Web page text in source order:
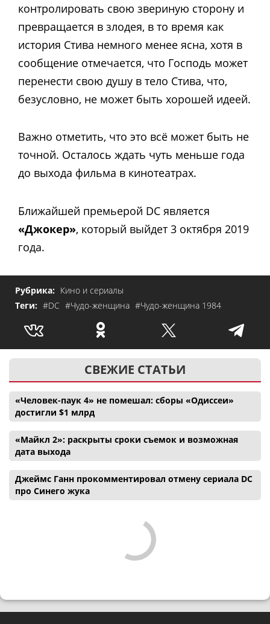
контролировать свою звериную сторону и
превращается в злодея, в то время как
история Стива немного менее ясна, хотя в
сообщение отмечается, что Господь может
перенести свою душу в тело Стива, что,
безусловно, не может быть хорошей идеей.
Важно отметить, что это всё может быть не
точной. Осталось ждать чуть меньше года
до выхода фильма в кинотеатрах.
Ближайшей премьерой DC является
«Джокер», который выйдет 3 октября 2019
года.
Рубрика: Кино и сериалы
Теги: #DC #Чудо-женщина #Чудо-женщина 1984
СВЕЖИЕ СТАТЬИ
«Человек-паук 4» не помешал: сборы «Одиссеи»
достигли $1 млрд
«Майкл 2»: раскрыты сроки съемок и возможная
дата выхода
Джеймс Ганн прокомментировал отмену сериала DC
про Синего жука